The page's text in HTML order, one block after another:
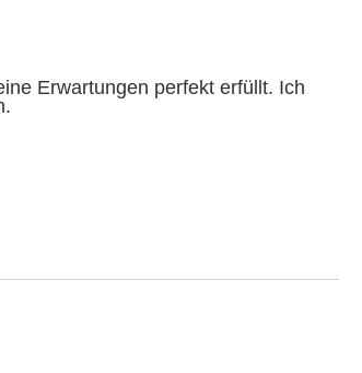
Erwartungen perfekt erfüllt. Ich